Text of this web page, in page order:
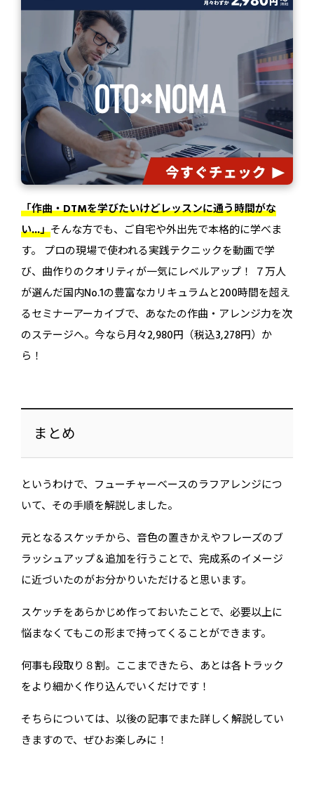
「作曲・DTMを学びたいけどレッスンに通う時間がな
い...」そんな方でも、ご自宅や外出先で本格的に学べま
す。 プロの現場で使われる実践テクニックを動画で学
び、曲作りのクオリティが一気にレベルアップ！ ７万人
が選んだ国内No.1の豊富なカリキュラムと200時間を超え
るセミナーアーカイブで、あなたの作曲・アレンジ力を次
のステージへ。今なら月々2,980円（税込3,278円）か
ら！
まとめ
というわけで、フューチャーベースのラフアレンジにつ
いて、その手順を解説しました。
元となるスケッチから、音色の置きかえやフレーズのブ
ラッシュアップ＆追加を行うことで、完成系のイメージ
に近づいたのがお分かりいただけると思います。
スケッチをあらかじめ作っておいたことで、必要以上に
悩まなくてもこの形まで持ってくることができます。
何事も段取り８割。ここまできたら、あとは各トラック
をより細かく作り込んでいくだけです！
そちらについては、以後の記事でまた詳しく解説してい
きますので、ぜひお楽しみに！
無料でカンタン！